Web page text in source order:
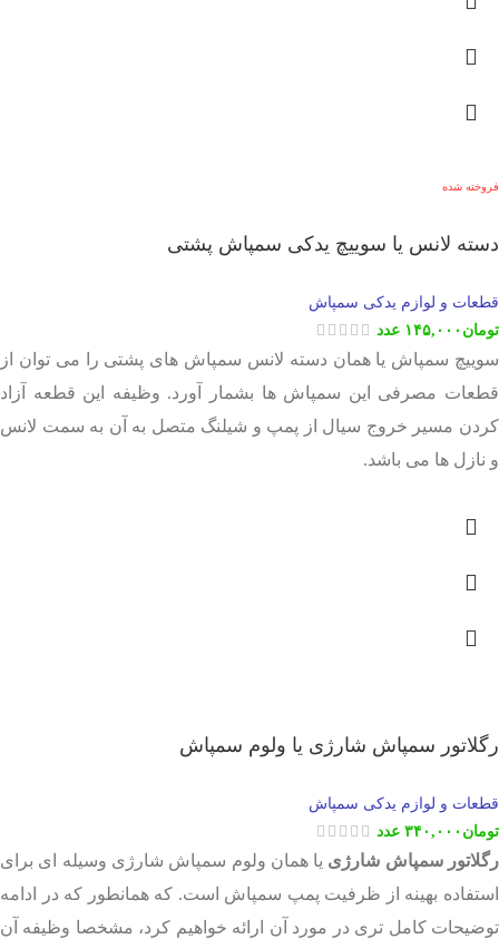
فروخته شده
دسته لانس یا سوییچ یدکی سمپاش پشتی
قطعات و لوازم یدکی سمپاش
تومان ۱۴۵,۰۰۰ عدد
سوییچ سمپاش یا همان دسته لانس سمپاش های پشتی را می توان از
قطعات مصرفی این سمپاش ها بشمار آورد. وظیفه این قطعه آزاد
کردن مسیر خروج سیال از پمپ و شیلنگ متصل به آن به سمت لانس
و نازل ها می باشد.
رگلاتور سمپاش شارژی یا ولوم سمپاش
قطعات و لوازم یدکی سمپاش
تومان ۳۴۰,۰۰۰ عدد
رگلاتور سمپاش شارژی یا همان ولوم سمپاش شارژی وسیله ای برای
استفاده بهینه از ظرفیت پمپ سمپاش است. که همانطور که در ادامه
توضیحات کامل تری در مورد آن ارائه خواهیم کرد، مشخصا وظیفه آن